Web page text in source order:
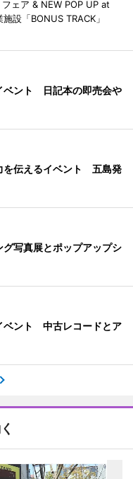
ェア & NEW POP UP at
設「BONUS TRACK」
ベント 日記本の即売会や
を伝えるイベント 五島発
写真展とポップアップシ
ベント 中古レコードとア